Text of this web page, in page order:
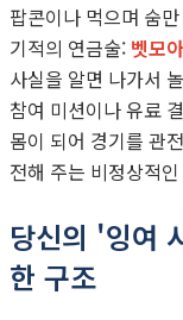
팝콘이나 먹으며 숨
기적의 연금술: 벳모
사실을 알면 나가서
참여 미션이나 유료
몸이 되어 경기를 관
전해 주는 비정상적
당신의 '잉여
한 구조